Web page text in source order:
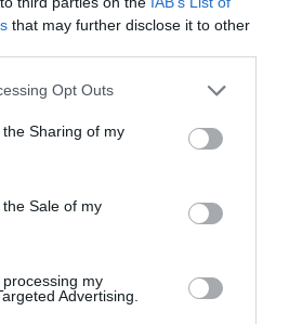
that may further disclose it to other
Opt Outs
Sharing of my
Sale of my
my
Advertising.